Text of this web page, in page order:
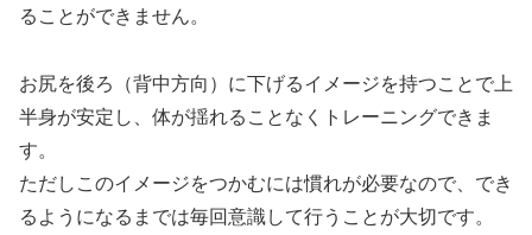
ることができません。
お尻を後ろ（背中方向）に下げるイメージを持つことで上
半身が安定し、体が揺れることなくトレーニングできま
す。
ただしこのイメージをつかむには慣れが必要なので、でき
るようになるまでは毎回意識して行うことが大切です。